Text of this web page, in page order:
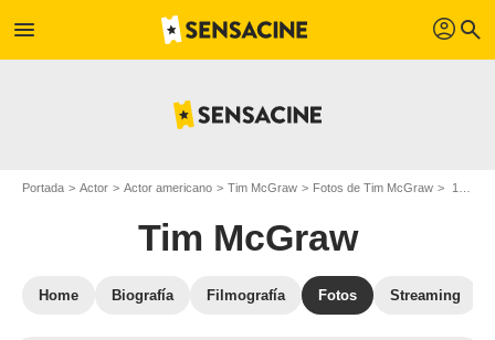
menu profil search
Portada Actor Actor americano Tim McGraw Fotos de Tim McGraw 1883 : Foto Tim McGraw, Faith Hill
Tim McGraw
Home Biografía Filmografía Fotos Streaming